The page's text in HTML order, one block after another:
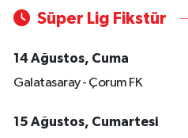
Süper Lig Fikstür
14 Ağustos, Cuma
Galatasaray - Çorum FK
15 Ağustos, Cumartesi